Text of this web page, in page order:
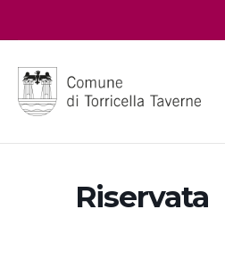
Riservata